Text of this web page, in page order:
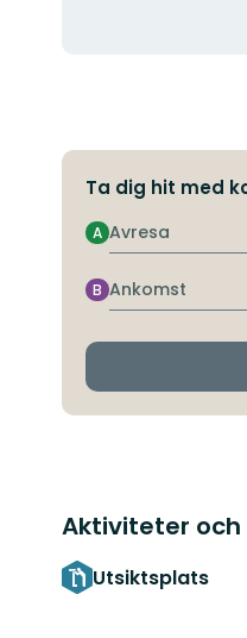
Ta dig hit med
Avresa
A
Ankomst
B
Aktiviteter
Utsiktsplats